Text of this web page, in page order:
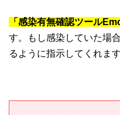
「感染有無確認ツール
す。もし感染していた場
るように指示してくれま